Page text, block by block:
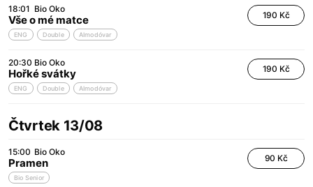
18:01 Bio Oko
Vše o mé matce
ENG Double Almodóvar
190 Kč
20:30 Bio Oko
Hořké svátky
ENG Double Almodóvar
190 Kč
Čtvrtek 13/08
15:00 Bio Oko
Pramen
Bio Senior
90 Kč